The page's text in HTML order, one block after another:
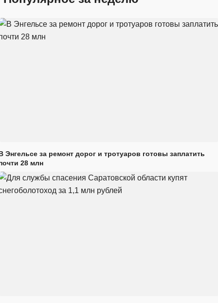
Энгельсе за ремонт дорог и тротуаров готовы заплатить
28 млн